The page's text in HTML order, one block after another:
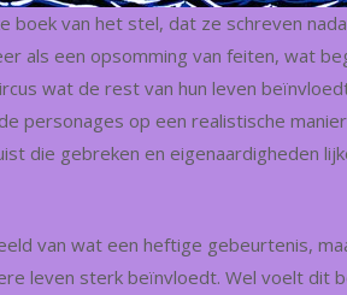
boek van het stel, dat ze schreven
als een opsomming van feiten, wat
wat de rest van hun leven
personages op een realistische
die gebreken en eigenaardigheden
van wat een heftige gebeurtenis,
leven sterk beïnvloedt. Wel voelt dit